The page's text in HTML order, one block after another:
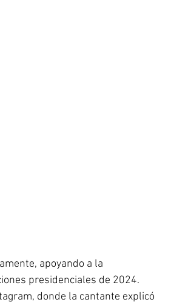
apoyando a la
presidenciales de 2024.
donde la cantante explicó